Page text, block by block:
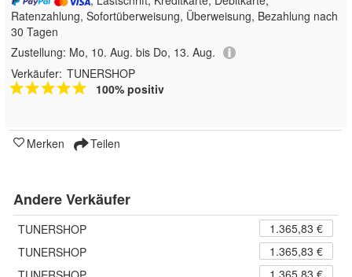
Ratenzahlung, Sofortüberweisung, Überweisung, Bezahlung nach
30 Tagen
Zustellung: Mo, 10. Aug. bis Do, 13. Aug.
Verkäufer: TUNERSHOP
100% positiv
Merken Teilen
Andere Verkäufer
TUNERSHOP
1.365,83 €
TUNERSHOP
1.365,83 €
1.365,83 €